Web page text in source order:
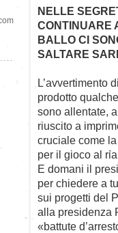
NELLE
CONTINUARE
BALLO CI
SALTARE
L’avvertimento
prodotto
sono allentate,
riuscito a
cruciale come
per il gioco al
E domani il
per chiedere a
sui progetti del
alla presidenza
«battute